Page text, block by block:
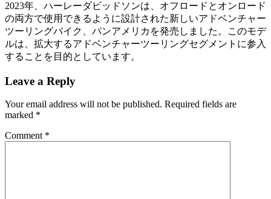
2023年、ハーレーダビッドソンは、オフロードとオンロード
の両方で使用できるように設計された新しいアドベンチャー
ツーリングバイク、パンアメリカを発売しました。このモデ
ルは、拡大するアドベンチャーツーリングセグメントに参入
することを目的としています。
Leave a Reply
Your email address will not be published. Required fields are
marked *
Comment *